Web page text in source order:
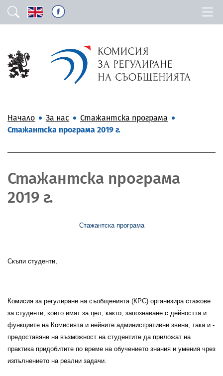
Начало За нас
Стажантска програма
Стажантска програма 2019 г.
Стажантска програма
2019 г.
Стажантска програма
Скъпи студенти,
Комисия за регулиране на съобщенията (КРС) организира стажове
за студенти, които имат за цел, както, запознаване с дейността и
функциите на Комисията и нейните административни звена, така и -
предоставяне на възможност на студентите да приложат на
практика придобитите по време на обучението знания и умения чрез
изпълнението на реални задачи.